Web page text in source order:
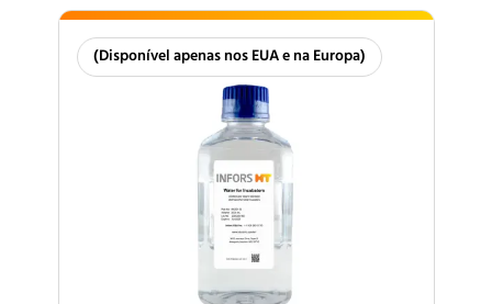
(Disponível apenas nos EUA e na Europa)